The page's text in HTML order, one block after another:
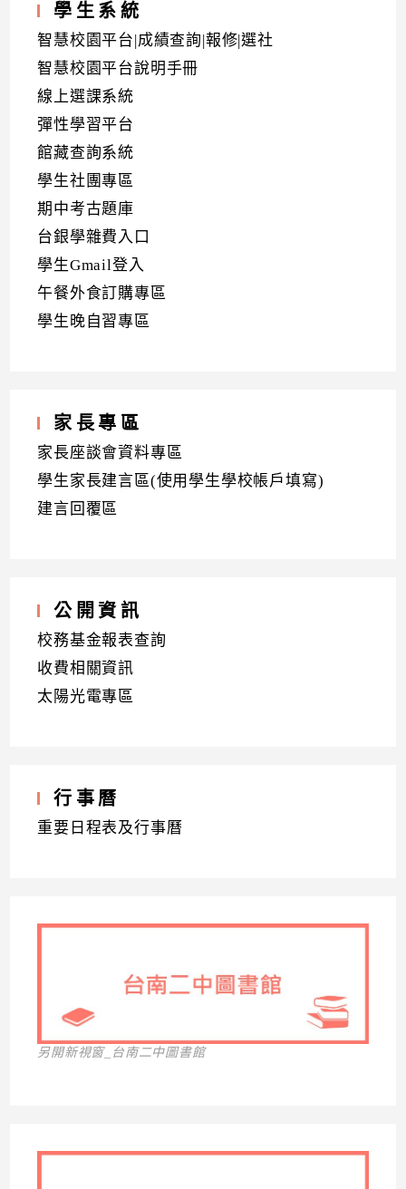
學生系統
智慧校園平台|成績查詢|報修|選社
智慧校園平台說明手冊
線上選課系統
彈性學習平台
館藏查詢系統
學生社團專區
期中考古題庫
台銀學雜費入口
學生Gmail登入
午餐外食訂購專區
學生晚自習專區
家長專區
家長座談會資料專區
學生家長建言區(使用學生學校帳戶填寫)
建言回覆區
公開資訊
校務基金報表查詢
收費相關資訊
太陽光電專區
行事曆
重要日程表及行事曆
另開新視窗_台南二中圖書館